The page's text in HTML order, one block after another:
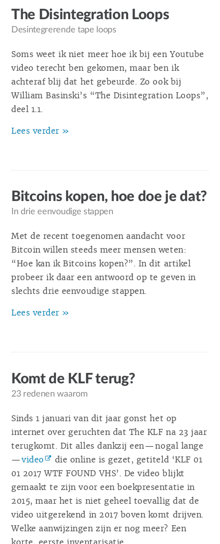
The Disintegration Loops
Desintegrerende tape loops
Soms weet ik niet meer hoe ik bij een Youtube
video terecht ben gekomen, maar ben ik
achteraf blij dat het gebeurde. Zo ook bij
William Basinski’s “The Disintegration Loops”,
deel 1.1.
Lees verder »
Bitcoins kopen, hoe doe je dat?
In drie eenvoudige stappen
Met de recent toegenomen aandacht voor
Bitcoin willen steeds meer mensen weten:
“Hoe kan ik Bitcoins kopen?”. In dit artikel
probeer ik daar een antwoord op te geven in
slechts drie eenvoudige stappen.
Lees verder »
Komt de KLF terug?
23 redenen waarom
Sinds 1 januari van dit jaar gonst het op
internet over geruchten dat The KLF na 23 jaar
terugkomt. Dit alles dankzij een — nogal lange
—video
die online is gezet, getiteld ‘KLF 01
01 2017 WTF FOUND VHS’. De video blijkt
gemaakt te zijn voor een boekpresentatie in
2015, maar het is niet geheel toevallig dat de
video uitgerekend in 2017 boven komt drijven.
Welke aanwijzingen zijn er nog meer? Een